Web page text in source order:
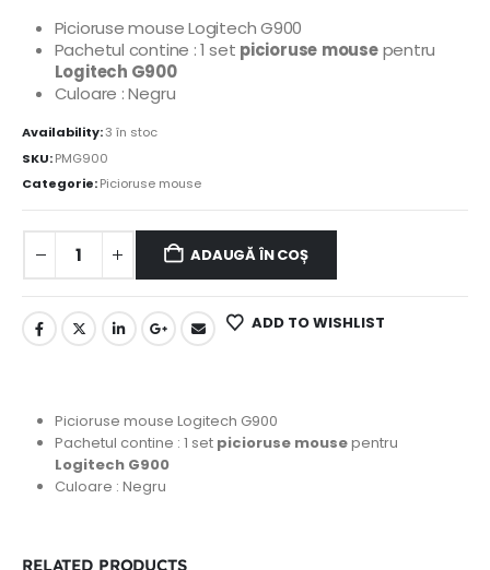
Picioruse mouse Logitech G900
Pachetul contine : 1 set picioruse mousepentru
Logitech G900
Culoare : Negru
Availability:3 în stoc
SKU:PMG900
Categorie:Picioruse mouse
ADAUGĂ ÎN COȘ
ADD TO WISHLIST
Picioruse mouse Logitech G900
Pachetul contine : 1 set picioruse mousepentru
Logitech G900
Culoare : Negru
RELATED PRODUCTS